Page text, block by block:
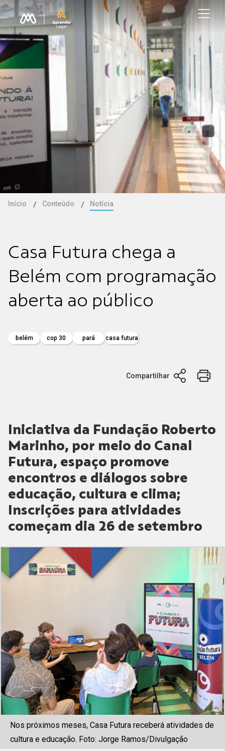
Início Conteúdo Notícia
Casa Futura chega a
Belém com programação
aberta ao público
belém cop 30 pará casa futura
Compartilhar
Iniciativa da Fundação Roberto
Marinho, por meio do Canal
Futura, espaço promove
encontros e diálogos sobre
educação, cultura e clima;
Inscrições para atividades
começam dia 26 de setembro
Nos próximos meses, Casa Futura receberá atividades de
cultura e educação. Foto: Jorge Ramos/Divulgação